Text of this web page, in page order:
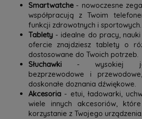
Smartwatche- nowoczesne
współpracują z Twoim
funkcji zdrowotnych i sportowych.
Tablety- idealne do pracy, nauki
ofercie znajdziesz tablety o
dostosowane do Twoich potrzeb.
Słuchawki- wysokiej
bezprzewodowe i
doskonałe doznania dźwiękowe.
Akcesoria- etui, ładowarki,
wiele innych akcesoriów,
korzystanie z Twojego urządzenia.